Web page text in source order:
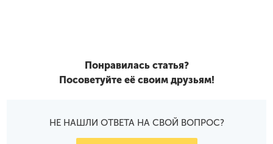
Понравилась статья?
Посоветуйте её своим друзьям!
НЕ НАШЛИ ОТВЕТА НА СВОЙ ВОПРОС?